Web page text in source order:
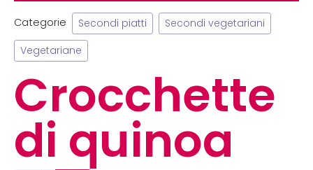
Categorie Secondi piatti Secondi vegetariani
Vegetariane
Crocchette
di quinoa